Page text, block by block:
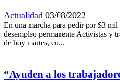
Actualidad 03/08/2022
En una marcha para pedir por $3
desempleo permanente Activistas y
de hoy martes, en...
“Ayuden a los